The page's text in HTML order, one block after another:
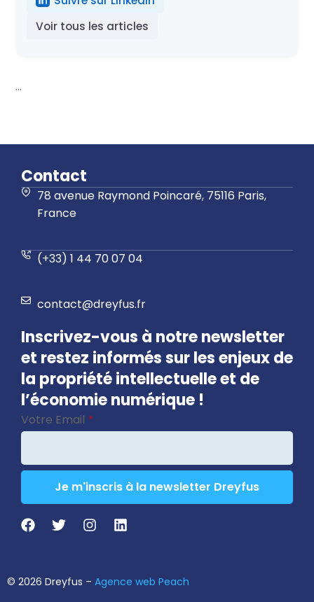
Voir tous les articles
...
Contact
78 avenue Raymond Poincaré, 75116 Paris,
France
(+33) 1 44 70 07 04
contact@dreyfus.fr
Inscrivez-vous à notre newsletter
et restez informés sur les enjeux de
la propriété intellectuelle et de
l’économie numérique !
Votre Email *
Je m'inscris à la newsletter Dreyfus
Email
© 2026 Dreyfus – Agence web Peach